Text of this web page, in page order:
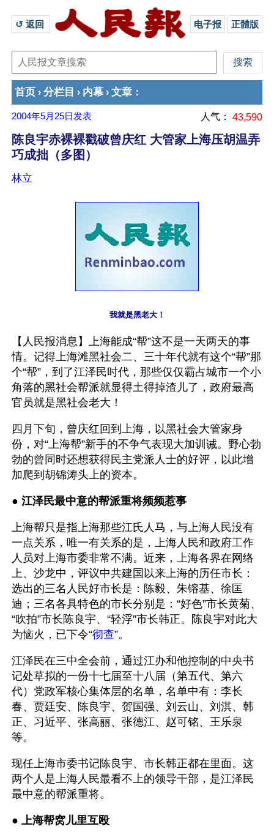
↺ 返回 电子报 正體版
首页 › 分栏目 › 内幕 › 文章 ：
2004年5月25日 发表 人气： 43,590
陈良宇赤裸裸戳破曾庆红 大管家上海压胡温弄
巧成拙（多图）
林立
我就是黑老大！
【人民报消息】上海能成“帮”这不是一天两天的事
情。记得上海滩黑社会二、三十年代就有这个“帮”那
个“帮”，到了江泽民时代，那些仅仅霸占城市一个小
角落的黑社会帮派就显得土得掉渣儿了，政府最高
官员就是黑社会老大！
四月下旬，曾庆红回到上海，以黑社会大管家身
份，对“上海帮”新手的不争气表现大加训诫。野心勃
勃的曾同时还想获得民主党派人士的好评，以此增
加爬到胡锦涛头上的资本。
● 江泽民最中意的帮派重将频频惹事
上海帮只是指上海那些江氏人马，与上海人民没有
一点关系，唯一有关系的是，上海人民和政府工作
人员对上海市委非常不满。近来，上海各界在网络
上、沙龙中，评议中共建国以来上海的历任市长：
选出的三名人民好市长是：陈毅、朱镕基、徐匡
迪；三名各具特色的市长分别是：“好色”市长黄菊、
“吹拍”市长陈良宇、“轻浮”市长韩正。陈良宇对此大
为恼火，已下令“彻查”。
江泽民在三中全会前，通过江办和他控制的中央书
记处草拟的一份十七届至十八届（第五代、第六
代）党政军核心集体层的名单，名单中有：李长
春、贾廷安、陈良宇、贺国强、刘云山、刘淇、韩
正、习近平、张高丽、张德江、赵可铭、王乐泉
等。
现任上海市委书记陈良宇、市长韩正都在里面。这
两个人是上海人民最看不上的领导干部，是江泽民
最中意的帮派重将。
● 上海帮窝儿里互殴